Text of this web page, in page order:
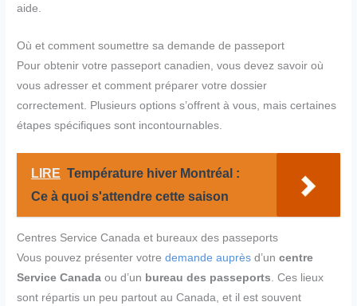
aide.
Où et comment soumettre sa demande de passeport
Pour obtenir votre passeport canadien, vous devez savoir où
vous adresser et comment préparer votre dossier
correctement. Plusieurs options s’offrent à vous, mais certaines
étapes spécifiques sont incontournables.
LIRE Température hiver Montréal :
Ce à quoi s'attendre cette saison
Centres Service Canada et bureaux des passeports
Vous pouvez présenter votredemande auprès d’uncentre
Service Canada ou d’un bureau des passeports . Ces lieux
sont répartis un peu partout au Canada, et il est souvent